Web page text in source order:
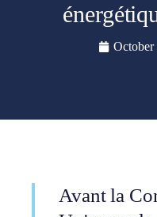
October
Avant la